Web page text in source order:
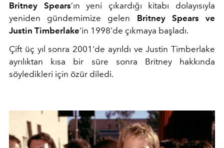
Britney Spears’ın yeni çıkardığı kitabı dolayısıyla
yeniden gündemimize gelen Britney Spears ve
Justin Timberlake'in 1998'de çıkmaya başladı.
Çift üç yıl sonra 2001'de ayrıldı ve Justin Timberlake
ayrılıktan kısa bir süre sonra Britney hakkında
söyledikleri için özür diledi.